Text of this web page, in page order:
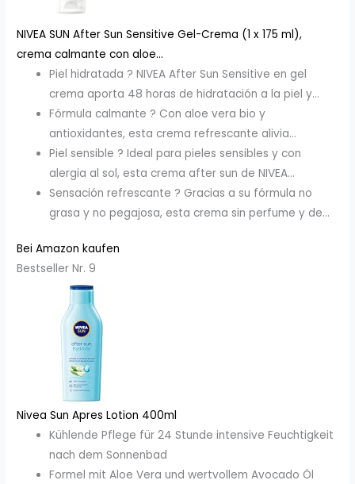
NIVEA SUN After Sun Sensitive Gel-Crema (1 x 175 ml),
crema calmante con aloe...
Piel hidratada ? NIVEA After Sun Sensitive en gel
crema aporta 48 horas de hidratación a la piel y...
Fórmula calmante ? Con aloe vera bio y
antioxidantes, esta crema refrescante alivia...
Piel sensible ? Ideal para pieles sensibles y con
alergia al sol, esta crema after sun de NIVEA...
Sensación refrescante ? Gracias a su fórmula no
grasa y no pegajosa, esta crema sin perfume y de...
Bei Amazon kaufen
Bestseller Nr. 9
Nivea Sun Apres Lotion 400ml
Kühlende Pflege für 24 Stunde intensive Feuchtigkeit
nach dem Sonnenbad
Formel mit Aloe Vera und wertvollem Avocado Öl